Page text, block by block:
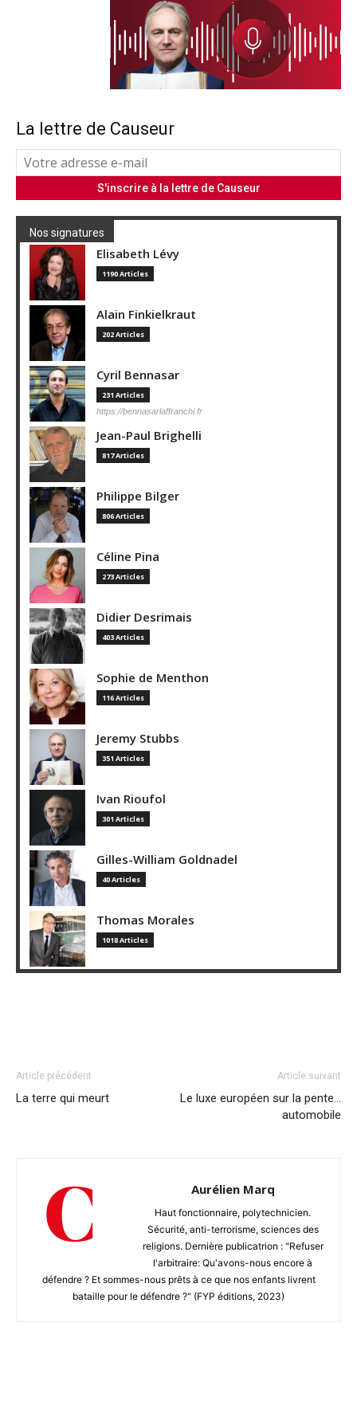
La lettre de Causeur
Nos signatures
Elisabeth Lévy
1190 Articles
Alain Finkielkraut
202 Articles
Cyril Bennasar
231 Articles
https://bennasarlaffranchi.fr
Jean-Paul Brighelli
817 Articles
Philippe Bilger
806 Articles
Céline Pina
273 Articles
Didier Desrimais
403 Articles
Sophie de Menthon
116 Articles
Jeremy Stubbs
351 Articles
Ivan Rioufol
301 Articles
Gilles-William Goldnadel
40 Articles
Thomas Morales
1018 Articles
Article précédent
La terre qui meurt
Article suivant
Le luxe européen sur la pente…
automobile
Aurélien Marq
Haut fonctionnaire, polytechnicien.
Sécurité, anti-terrorisme, sciences des
religions. Dernière publicatrion : "Refuser
l'arbitraire: Qu'avons-nous encore à
défendre ? Et sommes-nous prêts à ce que nos enfants livrent
bataille pour le défendre ?" (FYP éditions, 2023)